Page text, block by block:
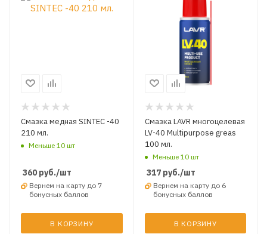
Смазка медная SINTEC -40
210 мл.
Меньше 10 шт
360 руб./шт
Вернем на карту до 7
бонусных баллов
В КОРЗИНУ
Смазка LAVR многоцелевая
LV-40 Multipurpose greas
100 мл.
Меньше 10 шт
317руб./шт
Вернем на карту до 6
бонусных баллов
В КОРЗИНУ